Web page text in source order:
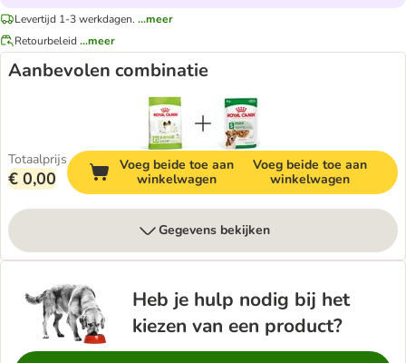
Levertijd 1-3 werkdagen. ...meer
Retourbeleid ...meer
Aanbevolen combinatie
Totaalprijs
€ 0,00
Voeg beide toe aan
winkelwagen
Voeg beide toe aan
winkelwagen
Gegevens bekijken
Heb je hulp nodig bij het
kiezen van een product?